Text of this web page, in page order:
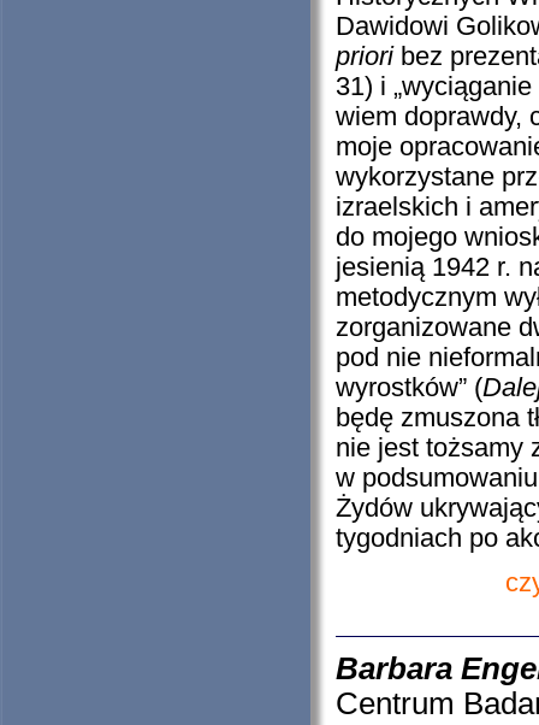
Dawidowi
priori bez
31) i
wiem doprawdy,
moje
wykorzystane
izraelskich i
do mojego
jesienią 1942 r.
metodycznym
zorganizowane
pod nie
wyrostków” (
będę zmuszona
nie jest tożsamy
w
Żydów
tygodniach po
Barbara
Centrum